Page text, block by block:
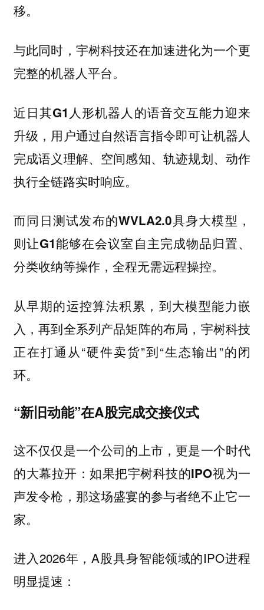
移。
与此同时，宇树科技还在加速进化为一个更
完整的机器人平台。
近日其G1人形机器人的语音交互能力迎来
升级，用户通过自然语言指令即可让机器人
完成语义理解、空间感知、轨迹规划、动作
执行全链路实时响应。
而同日测试发布的WVLA2.0具身大模型，
则让G1能够在会议室自主完成物品归置、
分类收纳等操作，全程无需远程操控。
从早期的运控算法积累，到大模型能力嵌
入，再到全系列产品矩阵的布局，宇树科技
正在打通从“硬件卖货”到“生态输出”的闭
环。
“新旧动能”在A股完成交接仪式
这不仅仅是一个公司的上市，更是一个时代
的大幕拉开：如果把宇树科技的IPO视为一
声发令枪，那这场盛宴的参与者绝不止它一
家。
进入2026年，A股具身智能领域的IPO进程
明显提速：